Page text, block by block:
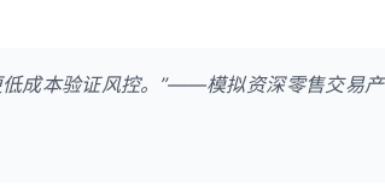
成本验证风控。”——模拟资深零售交易产